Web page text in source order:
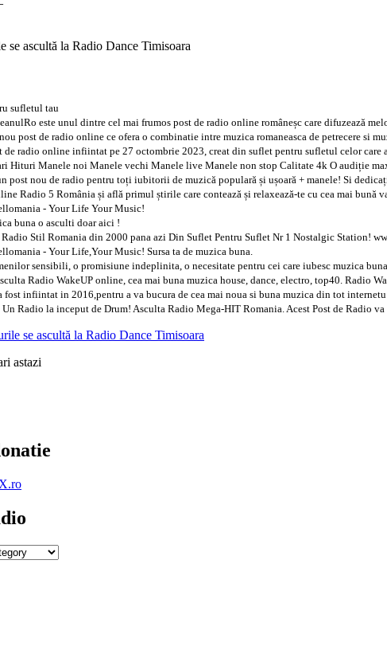
ascultă la Radio Dance Timisoara
sufletul tau
este unul dintre cel mai frumos post de radio online româneșc care difuzează
post de radio online ce ofera o combinatie intre muzica romaneasca de petrecere si
de radio online infiintat pe 27 octombrie 2023, creat din suflet pentru sufletul celor
Hituri Manele noi Manele vechi Manele live Manele non stop Calitate 4k O audiție
post nou de radio pentru toți iubitorii de muzică populară și ușoară + manele! Si
Radio 5 România și află primul știrile care contează și relaxează-te cu cea mai bună
- Your Life Your Music!
buna o asculti doar aici !
Radio Stil Romania din 2000 pana azi Din Suflet Pentru Suflet Nr 1 Nostalgic Station!
- Your Life,Your Music! Sursa ta de muzica buna.
sensibili, o promisiune indeplinita, o necesitate pentru cei care iubesc muzica
Radio WakeUP online, cea mai buna muzica house, dance, electro, top40. Radio
fost infiintat in 2016,pentru a va bucura de cea mai noua si buna muzica din tot internetu
Un Radio la inceput de Drum! Asculta Radio Mega-HIT Romania. Acest Post de Radio
se ascultă la Radio Dance Timisoara
astazi